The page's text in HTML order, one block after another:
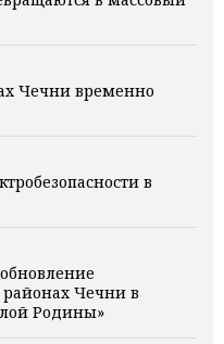
Чечни временно
в
Чечни в
Родины»